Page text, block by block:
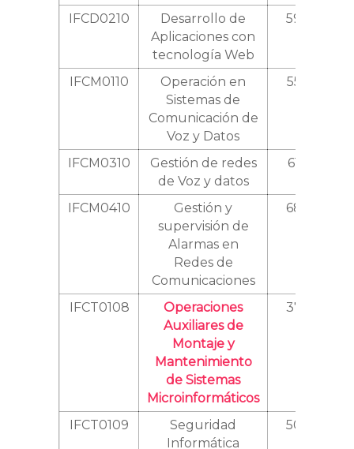
IFCD0210
Desarrollo de
Aplicaciones con
tecnología Web
590
IFCM0110
Operación en
Sistemas de
Comunicación de
Voz y Datos
550
IFCM0310
Gestión de redes
de Voz y datos
610
IFCM0410
Gestión y
supervisión de
Alarmas en
Redes de
Comunicaciones
680
IFCT0108
Operaciones
Auxiliares de
Montaje y
Mantenimiento
de Sistemas
Microinformáticos
370
IFCT0109
Seguridad
Informática
500